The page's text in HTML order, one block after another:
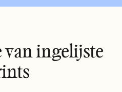
van ingelijste